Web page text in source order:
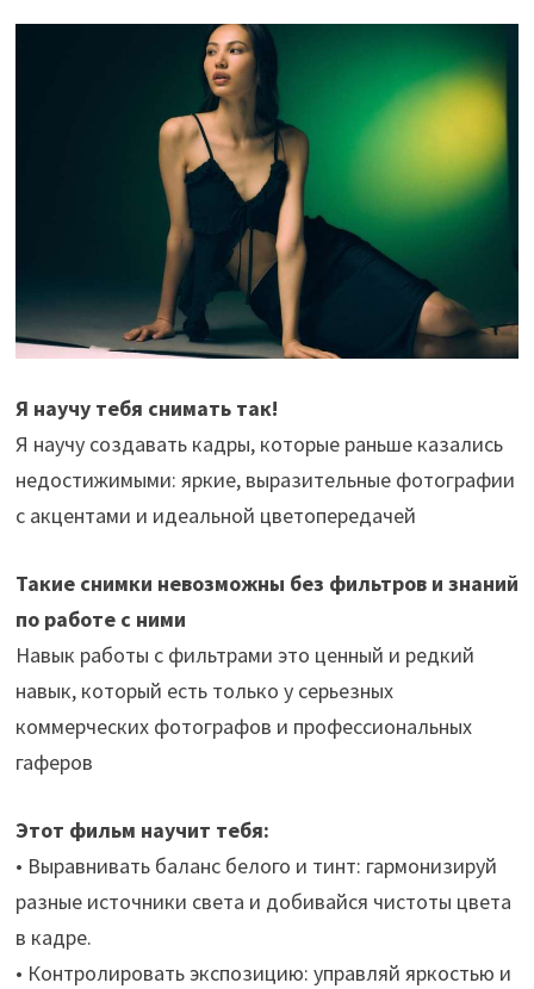
Я научу тебя снимать так!
Я научу создавать кадры, которые раньше казались
недостижимыми: яркие, выразительные фотографии
с акцентами и идеальной цветопередачей
Такие снимки невозможны без фильтров и знаний
по работе с ними
Навык работы с фильтрами это ценный и редкий
навык, который есть только у серьезных
коммерческих фотографов и профессиональных
гаферов
Этот фильм научит тебя:
• Выравнивать баланс белого и тинт: гармонизируй
разные источники света и добивайся чистоты цвета
в кадре.
• Контролировать экспозицию: управляй яркостью и